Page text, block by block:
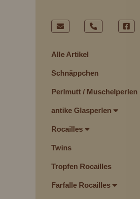
Alle Artikel
Schnäppchen
Perlmutt / Muschelperlen
antike Glasperlen
Rocailles
Twins
Tropfen Rocailles
Farfalle Rocailles